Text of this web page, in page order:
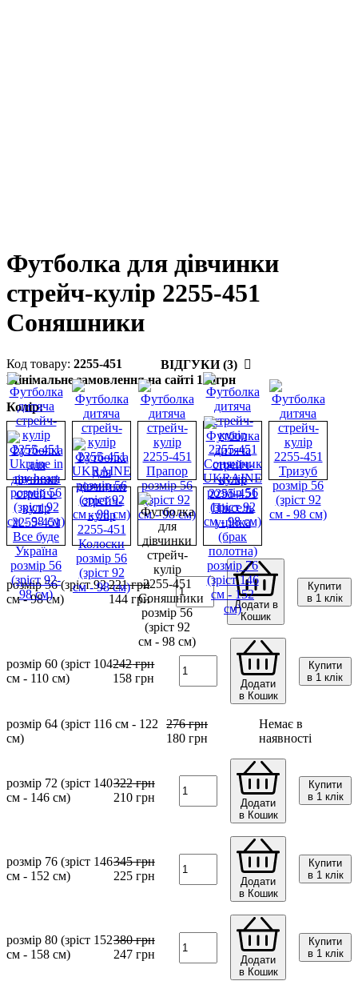
Футболка для дівчинки
стрейч-кулір 2255-451
Соняшники
2255-451
ВІДГУКИ (3)
Мінімальне замовлення на сайті 100грн
Колір:
розмір 56 (зріст 92
см - 98 см)
221грн
144грн
Додати в
Кошик
Купити
в 1 клік
розмір 60 (зріст 104
см - 110 см)
242грн
158 грн
Додати
в Кошик
Купити
в 1 клік
розмір 64 (зріст 116 см - 122
см)
276грн
180 грн
Немає в
наявності
розмір 72 (зріст 140
см - 146 см)
322грн
210грн
Додати
в Кошик
Купити
в 1 клік
розмір 76 (зріст 146
см - 152 см)
345грн
225грн
Додати
в Кошик
Купити
в 1 клік
розмір 80 (зріст 152
см - 158 см)
380грн
247грн
Додати
в Кошик
Купити
в 1 клік